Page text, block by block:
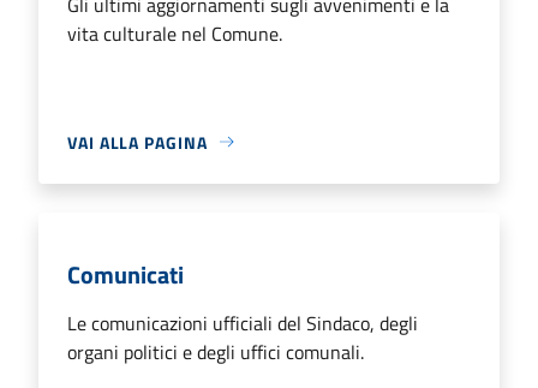
vita culturale nel Comune.
VAI ALLA PAGINA
Comunicati
Le comunicazioni ufficiali del Sindaco, degli
organi politici e degli uffici comunali.